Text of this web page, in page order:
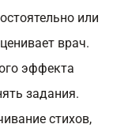
или
врач.
эффекта
задания.
стихов,